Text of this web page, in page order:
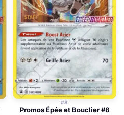
#8
Promos Épée et Bouclier #8